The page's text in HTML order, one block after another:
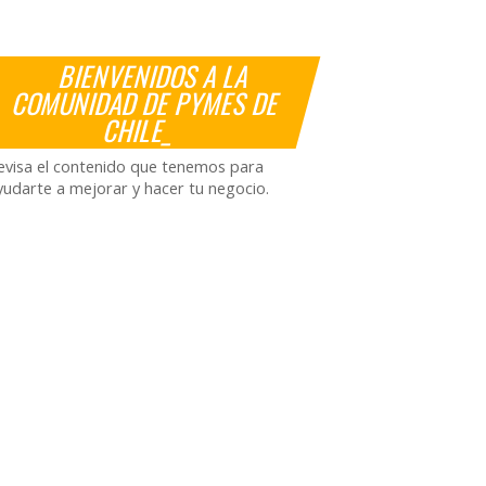
BIENVENIDOS A LA
COMUNIDAD DE PYMES DE
CHILE_
el contenido que tenemos para
a mejorar y hacer tu negocio.